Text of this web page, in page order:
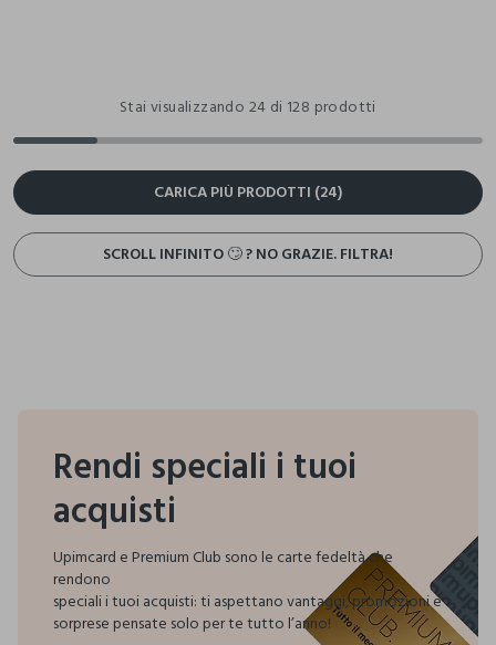
Stai visualizzando 24 di 128 prodotti
CARICA PIÙ PRODOTTI (24)
SCROLL INFINITO 🙄 ? NO GRAZIE. FILTRA!
Rendi speciali i tuoi
acquisti
Upimcard e Premium Club sono le carte fedeltà che
rendono
speciali i tuoi acquisti:ti aspettano vantaggi, promozioni e
sorprese pensate solo per te tutto l’anno!